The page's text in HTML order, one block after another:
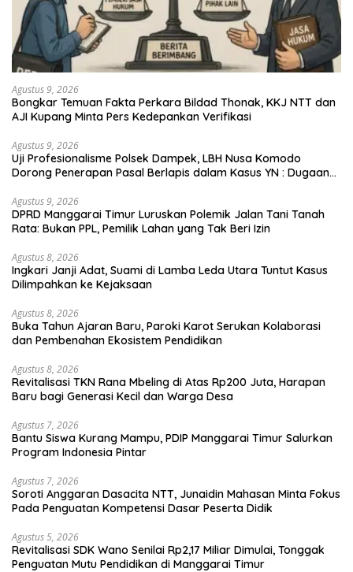
Agustus 9, 2026
Bongkar Temuan Fakta Perkara Bildad Thonak, KKJ NTT dan
AJI Kupang Minta Pers Kedepankan Verifikasi
Agustus 9, 2026
Uji Profesionalisme Polsek Dampek, LBH Nusa Komodo
Dorong Penerapan Pasal Berlapis dalam Kasus YN : Dugaan
Agustus 9, 2026
DPRD Manggarai Timur Luruskan Polemik Jalan Tani Tanah
Rata: Bukan PPL, Pemilik Lahan yang Tak Beri Izin
Agustus 8, 2026
Ingkari Janji Adat, Suami di Lamba Leda Utara Tuntut Kasus
Dilimpahkan ke Kejaksaan
Agustus 8, 2026
Buka Tahun Ajaran Baru, Paroki Karot Serukan Kolaborasi
dan Pembenahan Ekosistem Pendidikan
Agustus 8, 2026
Revitalisasi TKN Rana Mbeling di Atas Rp200 Juta, Harapan
Baru bagi Generasi Kecil dan Warga Desa
Agustus 7, 2026
Bantu Siswa Kurang Mampu, PDIP Manggarai Timur Salurkan
Program Indonesia Pintar
Agustus 7, 2026
Soroti Anggaran Dasacita NTT, Junaidin Mahasan Minta Fokus
Pada Penguatan Kompetensi Dasar Peserta Didik
Agustus 5, 2026
Revitalisasi SDK Wano Senilai Rp2,17 Miliar Dimulai, Tonggak
Penguatan Mutu Pendidikan di Manggarai Timur